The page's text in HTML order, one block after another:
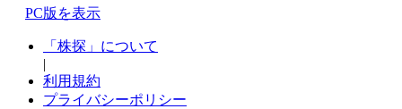
PC版を表示
「株探」について
|
利用規約
プライバシーポリシー